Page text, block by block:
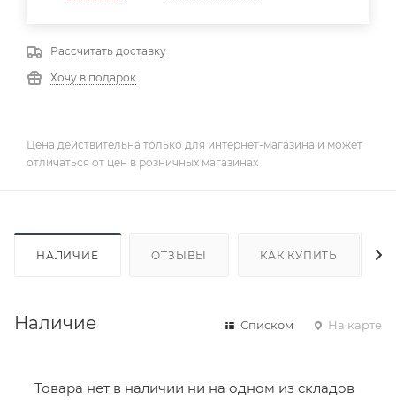
Рассчитать доставку
Хочу в подарок
Цена действительна только для интернет-магазина и может
отличаться от цен в розничных магазинах
НАЛИЧИЕ ОТЗЫВЫ КАК КУПИТЬ
Наличие Списком На карте
Товара нет в наличии ни на одном из складов